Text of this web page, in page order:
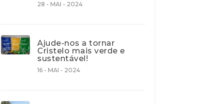
28 - MAI - 2024
Ajude-nos a tornar
Cristelo mais verde e
sustentável!
16 - MAI - 2024